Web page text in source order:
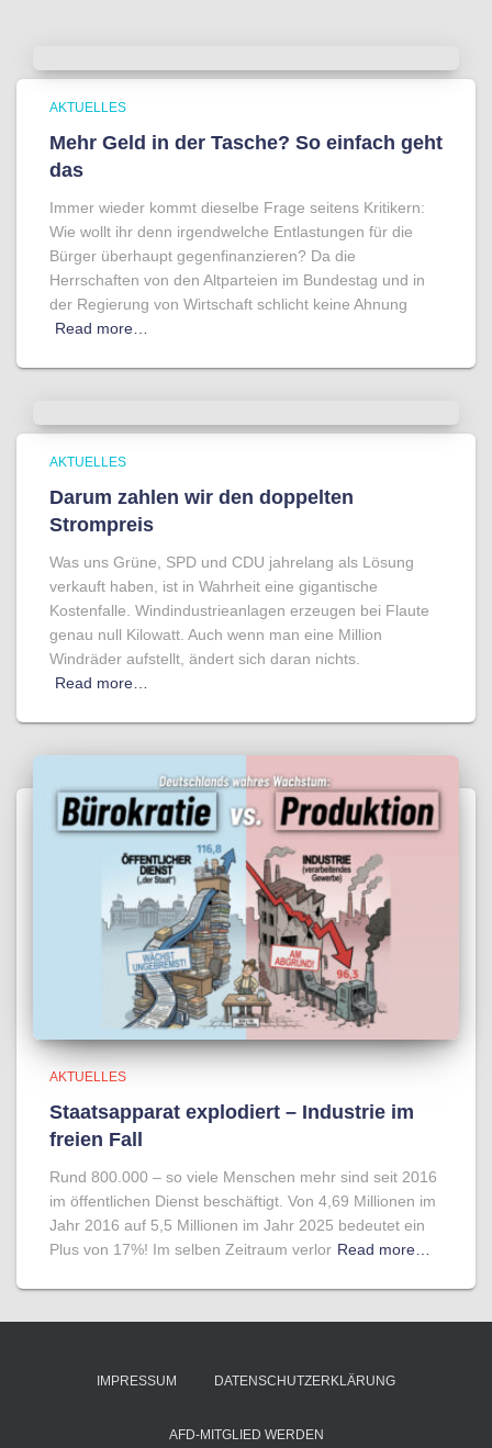
AKTUELLES
Mehr Geld in der Tasche? So einfach geht
das
Immer wieder kommt dieselbe Frage seitens Kritikern:
Wie wollt ihr denn irgendwelche Entlastungen für die
Bürger überhaupt gegenfinanzieren? Da die
Herrschaften von den Altparteien im Bundestag und in
der Regierung von Wirtschaft schlicht keine Ahnung
Read more…
AKTUELLES
Darum zahlen wir den doppelten
Strompreis
Was uns Grüne, SPD und CDU jahrelang als Lösung
verkauft haben, ist in Wahrheit eine gigantische
Kostenfalle. Windindustrieanlagen erzeugen bei Flaute
genau null Kilowatt. Auch wenn man eine Million
Windräder aufstellt, ändert sich daran nichts.
Read more…
AKTUELLES
Staatsapparat explodiert – Industrie im
freien Fall
Rund 800.000 – so viele Menschen mehr sind seit 2016
im öffentlichen Dienst beschäftigt. Von 4,69 Millionen im
Jahr 2016 auf 5,5 Millionen im Jahr 2025 bedeutet ein
Plus von 17%! Im selben Zeitraum verlor Read more…
IMPRESSUM DATENSCHUTZERKLÄRUNG
AFD-MITGLIED WERDEN